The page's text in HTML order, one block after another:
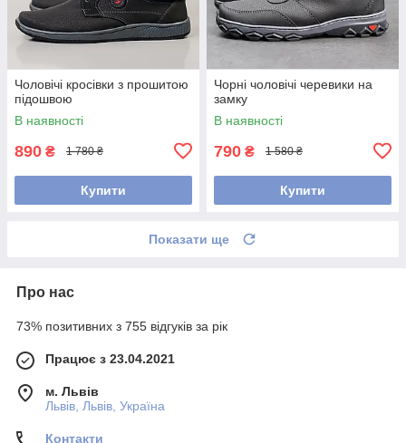
Чоловічі кросівки з прошитою
підошвою
В наявності
890 ₴ 1 780 ₴
Купити
Чорні чоловічі черевики на
замку
В наявності
790 ₴ 1 580 ₴
Купити
Показати ще
Про нас
73% позитивних з 755 відгуків за рік
Працює з 23.04.2021
м. Львів
Львів, Львів, Україна
Контакти